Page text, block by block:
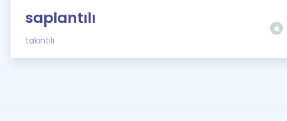
saplantılı
takıntılı